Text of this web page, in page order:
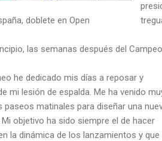
doblete en Open
las semanas después del
he dedicado mis días a reposar y
mi lesión de espalda. Me ha venido
matinales para diseñar una
objetivo ha sido siempre el de hacer
la dinámica de los lanzamientos y que